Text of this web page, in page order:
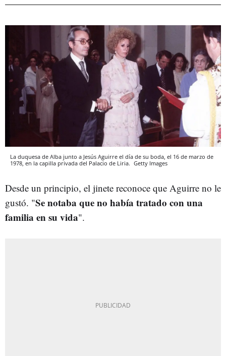
La duquesa de Alba junto a Jesús Aguirre el día de su boda, el 16 de marzo de
1978, en la capilla privada del Palacio de Liria. Getty Images
Desde un principio, el jinete reconoce que Aguirre no le
gustó. "Se notaba que no había tratado con una
familia en su vida".